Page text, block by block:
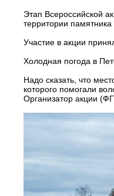
Этап Всероссийской
территории
Участие в акции
Холодная погода в
Надо сказать, что
которого помогали
Организатор акции